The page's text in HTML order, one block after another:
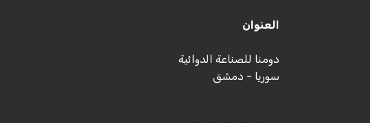
العنوان
دومنا للصناعة الدوائية
سوريا - دمشق